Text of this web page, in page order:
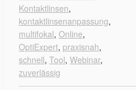
Kontaktlinsen,
kontaktlinsenanpassung,
multifokal, Online,
OptiExpert, praxisnah,
schnell, Tool, Webinar,
zuverlässig